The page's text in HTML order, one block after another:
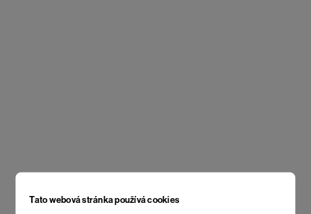
Tato webová stránka používá cookies